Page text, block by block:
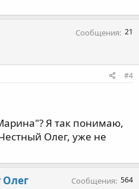
Сообщения 21
#4
Я так понимаю,
Олег, уже не
Олег Сообщения 564